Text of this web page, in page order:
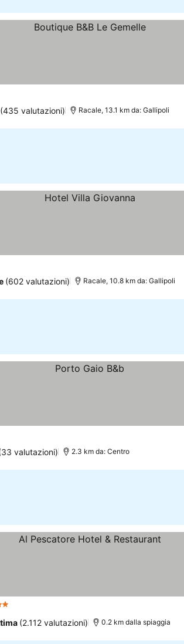
(435 valutazioni) Racale, 13.1 km da: Gallipoli
(602 valutazioni) Racale, 10.8 km da: Gallipoli
valutazioni) 2.3 km da: Centro
(2.112 valutazioni) 0.2 km dalla spiaggia